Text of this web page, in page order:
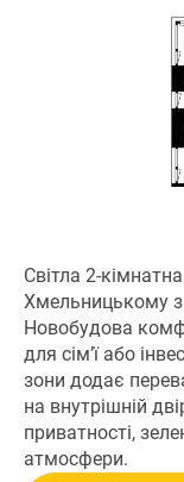
Світла 2-
Хмельницькому
Новобудова
для сім’ї або
зони додає
на внутрішній
приватності,
атмосфери.